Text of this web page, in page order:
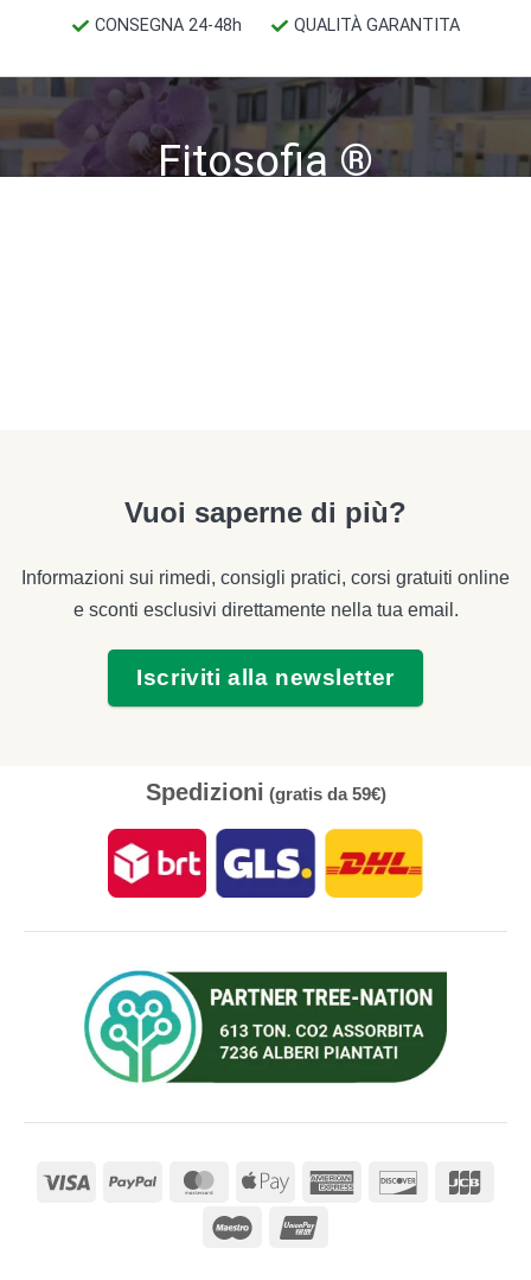
CONSEGNA 24-48h QUALITÀ GARANTITA
Fitosofia®
Vuoi saperne di più?
Informazioni sui rimedi, consigli pratici, corsi gratuiti online
e sconti esclusivi direttamente nella tua email.
Iscriviti alla newsletter
Spedizioni (gratis da 59€)
Visa PayPal MasterCardApple
Pay
American Discover
Maestro